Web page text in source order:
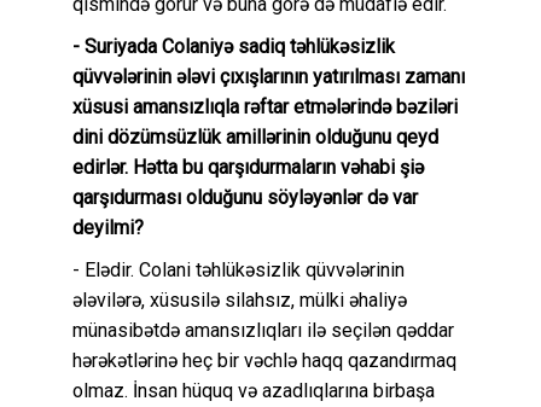
- Suriyada Colaniyə sadiq təhlükəsizlik
qüvvələrinin ələvi çıxışlarının yatırılması zamanı
xüsusi amansızlıqla rəftar etmələrində bəziləri
dini dözümsüzlük amillərinin olduğunu qeyd
edirlər. Hətta bu qarşıdurmaların vəhabi şiə
qarşıdurması olduğunu söyləyənlər də var
deyilmi?
- Elədir. Colani təhlükəsizlik qüvvələrinin
ələvilərə, xüsusilə silahsız, mülki əhaliyə
münasibətdə amansızlıqları ilə seçilən qəddar
hərəkətlərinə heç bir vəchlə haqq qazandırmaq
olmaz. İnsan hüquq və azadlıqlarına birbaşa